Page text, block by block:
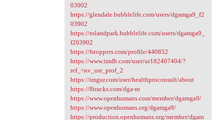
03902
https://glendale.bubblelife.com/users/dgamga9_f2
03902
https://rolandpark.bubblelife.com/users/dgamga9_
f203902
https://fstoppers.com/profile/440852
https://www.imdb.com/user/ur182407404/?
ref_=nv_usr_prof_2
https://imgur.com/user/healthproconsult/about
https://8tracks.com/dga-m
https://www.openhumans.com/member/dgamga9/
https://www.openhumans.org/dgamga9/
https://production.openhumans.org/member/dgam